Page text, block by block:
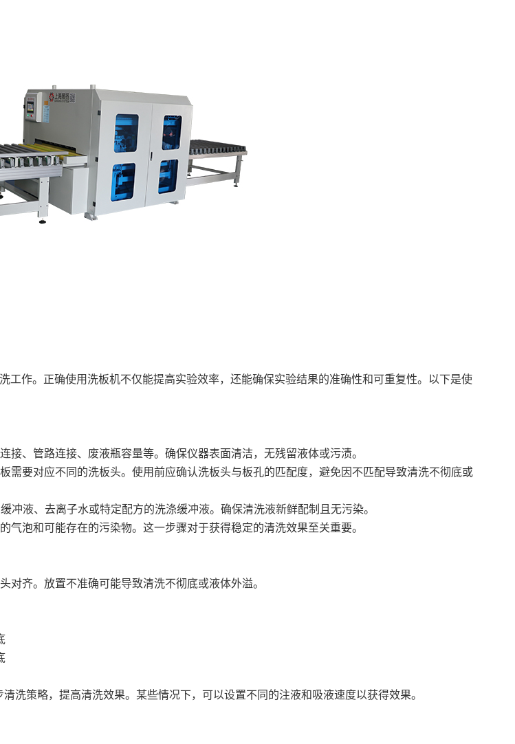
作。正确使用洗板机不仅能提高实验效率，还能确保实验结果的准确性和可重复性。以下是使
、管路连接、废液瓶容量等。确保仪器表面清洁，无残留液体或污渍。
需要对应不同的洗板头。使用前应确认洗板头与板孔的匹配度，避免因不匹配导致清洗不彻底或
液、去离子水或特定配方的洗涤缓冲液。确保清洗液新鲜配制且无污染。
泡和可能存在的污染物。这一步骤对于获得稳定的清洗效果至关重要。
对齐。放置不准确可能导致清洗不彻底或液体外溢。
洗策略，提高清洗效果。某些情况下，可以设置不同的注液和吸液速度以获得效果。